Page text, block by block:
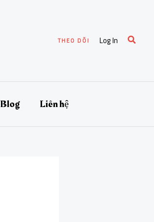
THEO DÕI Log In Search
Blog Liên hệ